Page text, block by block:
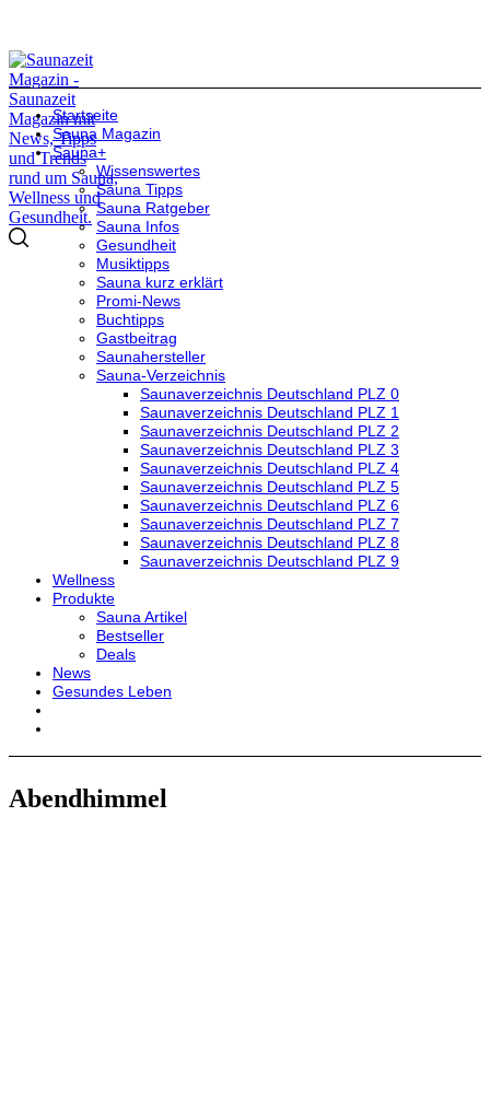
Startseite
Sauna Magazin
Sauna+
Wissenswertes
Sauna Tipps
Sauna Ratgeber
Sauna Infos
Gesundheit
Musiktipps
Sauna kurz erklärt
Promi-News
Buchtipps
Gastbeitrag
Saunahersteller
Sauna-Verzeichnis
Saunaverzeichnis Deutschland PLZ 0
Saunaverzeichnis Deutschland PLZ 1
Saunaverzeichnis Deutschland PLZ 2
Saunaverzeichnis Deutschland PLZ 3
Saunaverzeichnis Deutschland PLZ 4
Saunaverzeichnis Deutschland PLZ 5
Saunaverzeichnis Deutschland PLZ 6
Saunaverzeichnis Deutschland PLZ 7
Saunaverzeichnis Deutschland PLZ 8
Saunaverzeichnis Deutschland PLZ 9
Wellness
Produkte
Sauna Artikel
Bestseller
Deals
News
Gesundes Leben
Abendhimmel